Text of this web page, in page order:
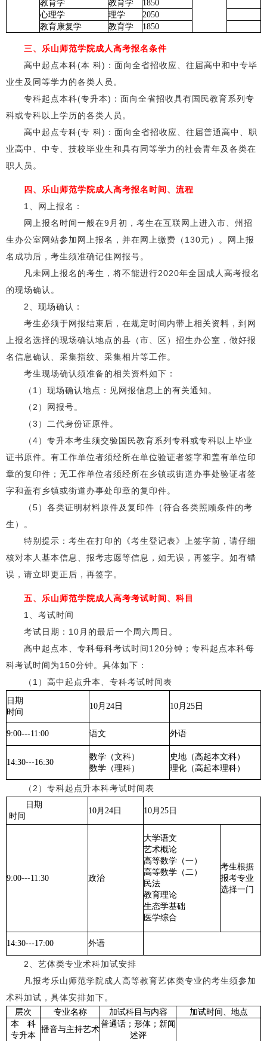
教育学 教育学
1850
心理学
理学
2050
教育康复学
教育学 1850
三、乐山师范学院成人高考报名条件
高中起点本科(本 科)：面向全省招收应、往届高中和中专毕
业生及同等学力的各类人员。
专科起点本科(专升本)：面向全省招收具有国民教育系列专
科或专科以上学历的各类人员。
高中起点专科(专 科)：面向全省招收应、往届普通高中、职
业高中、中专、技校毕业生和具有同等学力的社会青年及各类在
职人员。
四、乐山师范学院成人高考报名时间、流程
1、网上报名：
网上报名时间一般在9月初，考生在互联网上进入市、州招
生办公室网站参加网上报名，并在网上缴费（130元）。网上报
名成功后，考生须准确记住网报号。
凡未网上报名的考生，将不能进行2020年全国成人高考报名
的现场确认。
2、现场确认：
考生必须于网报结束后，在规定时间内带上相关资料，到网
上报名选择的现场确认地点的县（市、区）招生办公室，做好报
名信息确认、采集指纹、采集相片等工作。
考生现场确认须准备的相关资料如下：
（1）现场确认地点：见网报信息上的有关通知。
（2）网报号。
（3）二代身份证原件。
（4）专升本考生须交验国民教育系列专科或专科以上毕业
证书原件。有工作单位者须经所在单位验证者签字和盖有单位印
章的复印件；无工作单位者须经所在乡镇或街道办事处验证者签
字和盖有乡镇或街道办事处印章的复印件。
（5）各类证明材料原件及复印件（符合各类照顾条件的考
生）。
特别提示：考生在打印的《考生登记表》上签字前，请仔细
核对本人基本信息、报考志愿等信息，如无误，再签字。如有错
误，请立即更正后，再签字。
五、乐山师范学院成人高考考试时间、科目
1、考试时间
考试日期：10月的最后一个周六周日。
高中起点本、专科每科考试时间120分钟；专科起点本科每
科考试时间为150分钟。具体如下：
（1）高中起点升本、专科考试时间表
日期
时间
10月24日 10月25日
9:00---11:00 语文 外语
14:30---16:30
数学（文科）
数学（理科）
史地（高起本文科）
理化（高起本理科）
（2）专科起点升本科考试时间表
日期
时间
10月24日 10月25日
9:00---11:30 政治
大学语文
艺术概论
高等数学（一）
高等数学（二）
民法
教育理论
生态学基础
医学综合
考生根据
报考专业
选择一门
14:30---17:00 外语
2、艺体类专业术科加试安排
凡报考乐山师范学院成人高等教育艺体类专业的考生须参加
术科加试，具体安排如下。
层次
专业名称 加试科目与内容
加试时间、地点
本 科
专升本
播音与主持艺术
普通话；形体；新闻
述评